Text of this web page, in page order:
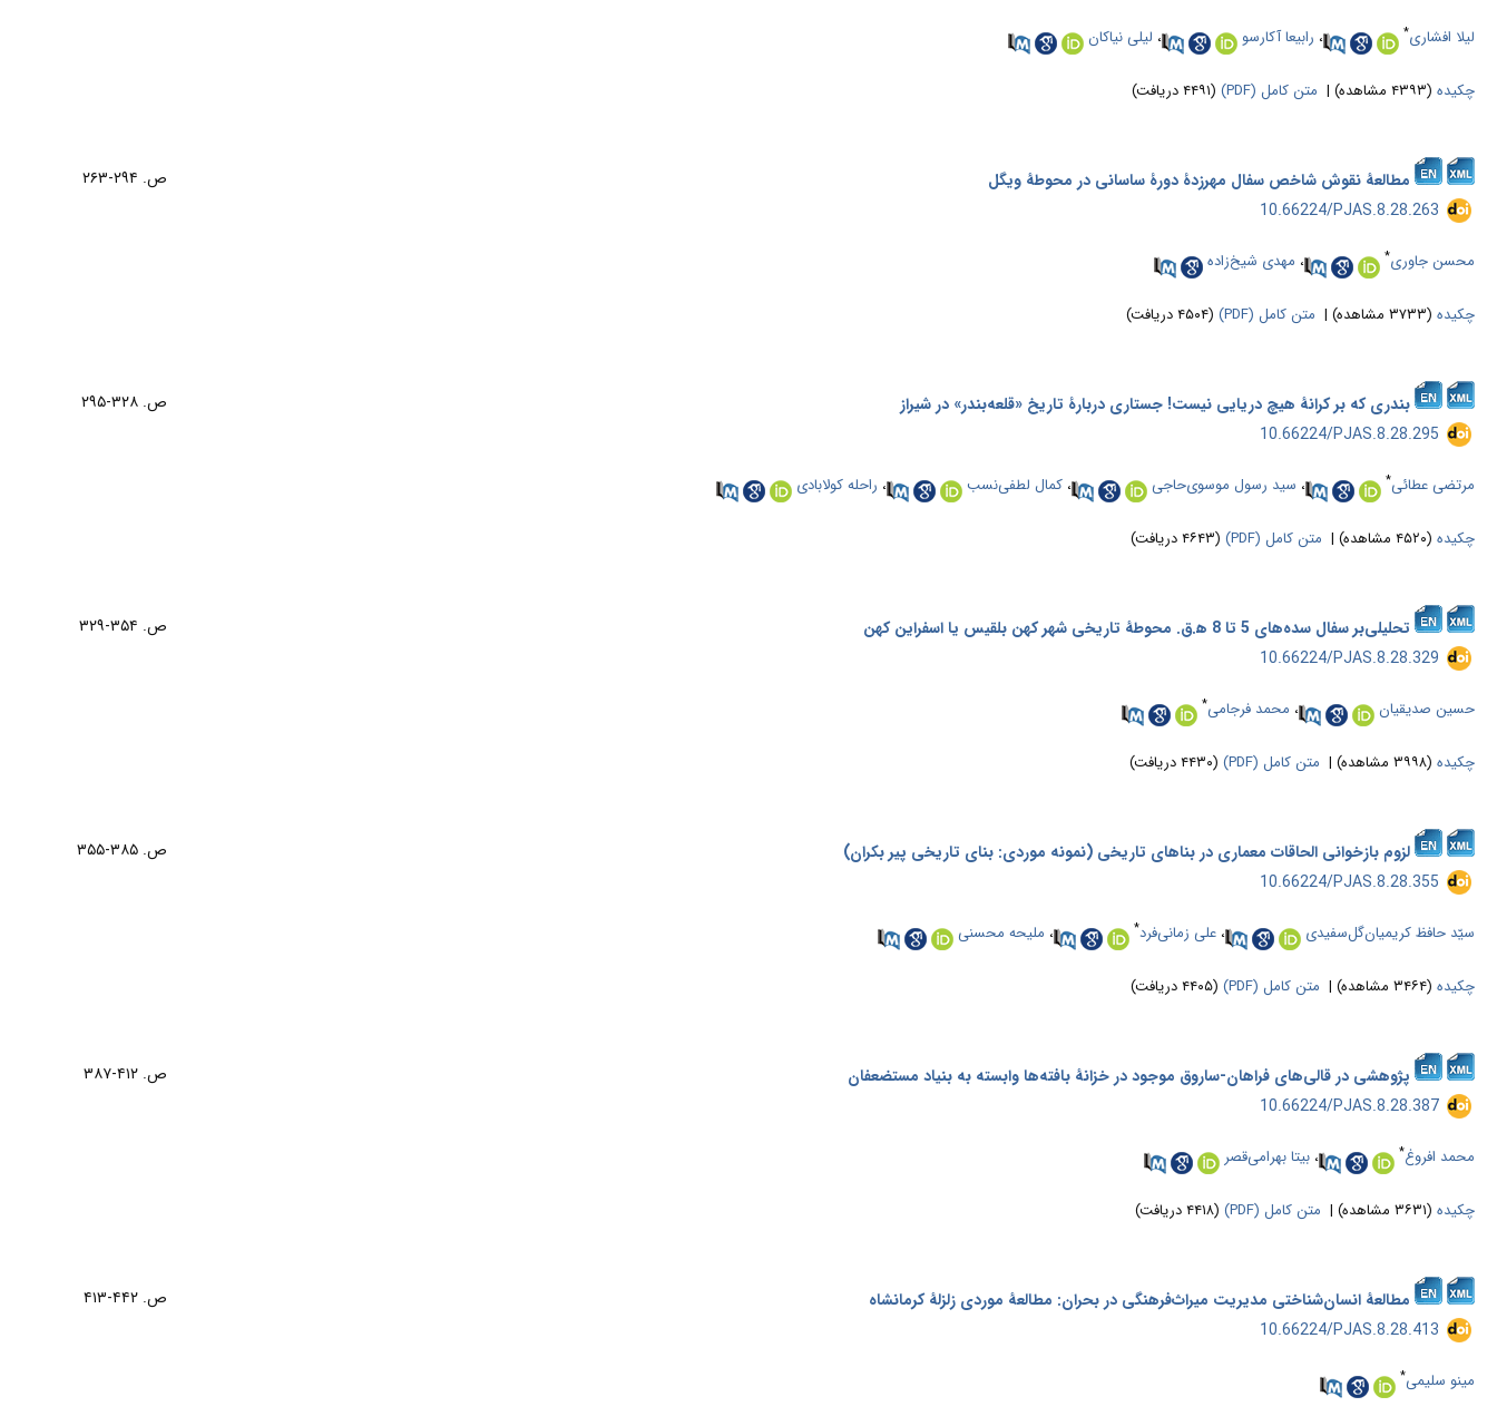
لیلا افشاری* ، رابیعا آکارسو ، لیلی نیاکان
چکیده (۴۳۹۳ مشاهده) | متن کامل (PDF) (۴۴۹۱ دریافت)
مطالعۀ نقوش شاخص سفال مهرزدۀ دورۀ ساسانی در محوطۀ ویگل
ص. ۲۹۴-۲۶۳
‎ 10.66224/PJAS.8.28.263
محسن جاوری* ، مهدی شیخ‌زاده
چکیده (۳۷۳۳ مشاهده) | متن کامل (PDF) (۴۵۰۴ دریافت)
بندری که بر کرانۀ هیچ دریایی نیست! جستاری دربارۀ تاریخ «قلعه‌بندر» در شیراز
ص. ۳۲۸-۲۹۵
‎ 10.66224/PJAS.8.28.295
مرتضی عطائی* ، سید رسول موسوی‌حاجی ، کمال لطفی‌نسب ، راحله کولابادی
چکیده (۴۵۲۰ مشاهده) | متن کامل (PDF) (۴۶۴۳ دریافت)
تحلیلی‌بر سفال سده‌های 5 تا 8 ه‍.ق. محوطۀ تاریخی شهر کهن بلقیس یا اسفراین کهن
ص. ۳۵۴-۳۲۹
‎ 10.66224/PJAS.8.28.329
حسین صدیقیان ، محمد فرجامی*
چکیده (۳۹۹۸ مشاهده) | متن کامل (PDF) (۴۴۳۰ دریافت)
لزوم بازخوانی الحاقات معماری در بناهای تاریخی (نمونه موردی: بنای تاریخی پیر بکران)
ص. ۳۸۵-۳۵۵
‎ 10.66224/PJAS.8.28.355
سیّد حافظ کریمیان‌گل‌سفیدی ، علی زمانی‌فرد* ، ملیحه محسنی
چکیده (۳۴۶۴ مشاهده) | متن کامل (PDF) (۴۴۰۵ دریافت)
پژوهشی در قالی‌های فراهان-ساروق موجود در خزانۀ بافته‌ها وابسته به بنیاد مستضعفان
ص. ۴۱۲-۳۸۷
‎ 10.66224/PJAS.8.28.387
محمد افروغ* ، بیتا بهرامی‌قصر
چکیده (۳۶۳۱ مشاهده) | متن کامل (PDF) (۴۴۱۸ دریافت)
مطالعۀ انسان‌شناختی مدیریت میراث‌فرهنگی در بحران: مطالعۀ موردی زلزلۀ کرمانشاه
ص. ۴۴۲-۴۱۳
‎ 10.66224/PJAS.8.28.413
مینو سلیمی*